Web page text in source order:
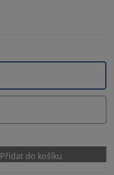
Přidat do košíku